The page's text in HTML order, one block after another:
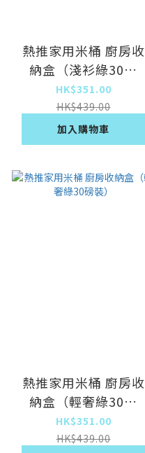
熱推家用米桶 廚房收
納盒（淺衫綠30磅
裝）
HK$351.00
HK$439.00
加入購物車
熱推家用米桶 廚房收
納盒（輕奢綠30磅
裝）
HK$351.00
HK$439.00